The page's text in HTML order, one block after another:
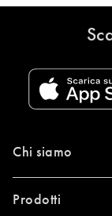
Chi siamo
Prodotti